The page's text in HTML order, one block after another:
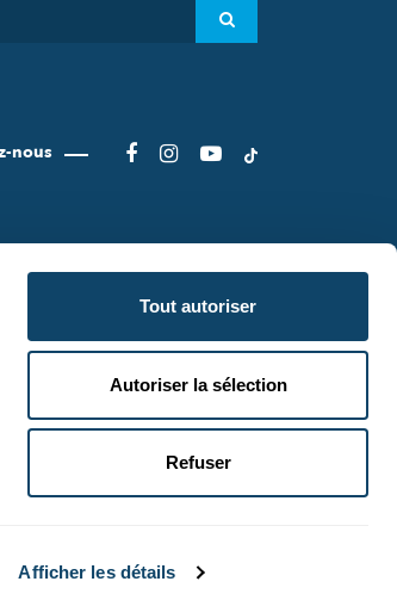
Afficher les détails
Tout autoriser
Autoriser la sélection
Refuser
nous
CONDITIONS D'UTILISATION
POLITIQUE DE CONFIDENTIALITÉ